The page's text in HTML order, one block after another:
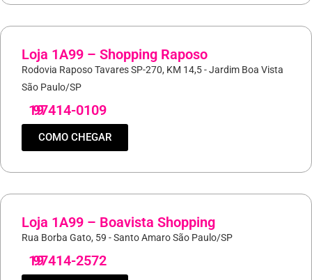
Loja 1A99 – Shopping Raposo
Rodovia Raposo Tavares SP-270, KM 14,5 - Jardim Boa Vista
São Paulo/SP
19
97414-0109
COMO CHEGAR
Loja 1A99 – Boavista Shopping
Rua Borba Gato, 59 - Santo Amaro São Paulo/SP
19
97414-2572